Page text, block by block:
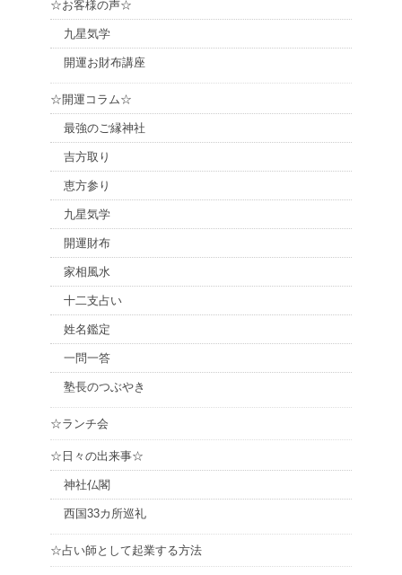
☆お客様の声☆
九星気学
開運お財布講座
☆開運コラム☆
最強のご縁神社
吉方取り
恵方参り
九星気学
開運財布
家相風水
十二支占い
姓名鑑定
一問一答
塾長のつぶやき
☆ランチ会
☆日々の出来事☆
神社仏閣
西国33カ所巡礼
☆占い師として起業する方法